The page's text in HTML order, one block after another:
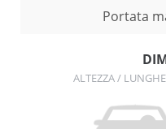
Portata
ALTEZZA /